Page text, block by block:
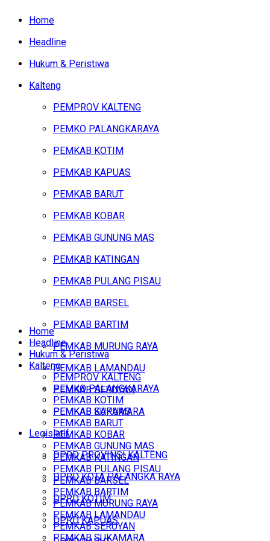
Home
Headline
Hukum & Peristiwa
Kalteng
PEMPROV KALTENG
PEMKO PALANGKARAYA
PEMKAB KOTIM
PEMKAB KAPUAS
PEMKAB BARUT
PEMKAB KOBAR
PEMKAB GUNUNG MAS
PEMKAB KATINGAN
PEMKAB PULANG PISAU
PEMKAB BARSEL
PEMKAB BARTIM
PEMKAB MURUNG RAYA
PEMKAB LAMANDAU
PEMKAB SERUYAN
PEMKAB SUKAMARA
Legislatif
DPRD PROVINSI KALTENG
DPRD KOTA PALANGKA RAYA
DPRD KOTIM
DPRD KAPUAS
Home
Headline
Hukum & Peristiwa
Kalteng
PEMPROV KALTENG
PEMKO PALANGKARAYA
PEMKAB KOTIM
PEMKAB KAPUAS
PEMKAB BARUT
PEMKAB KOBAR
PEMKAB GUNUNG MAS
PEMKAB KATINGAN
PEMKAB PULANG PISAU
PEMKAB BARSEL
PEMKAB BARTIM
PEMKAB MURUNG RAYA
PEMKAB LAMANDAU
PEMKAB SERUYAN
PEMKAB SUKAMARA